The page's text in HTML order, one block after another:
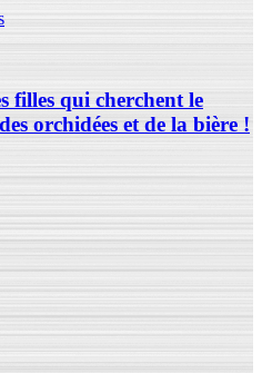
filles qui cherchent le
orchidées et de la bière !